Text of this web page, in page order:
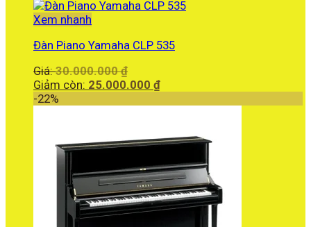
Xem nhanh
Đàn Piano Yamaha CLP 535
Giá:30.000.000₫
gốc
Giảm còn: 25.000.000 ₫Giá
25.000.000 ₫.
-22%